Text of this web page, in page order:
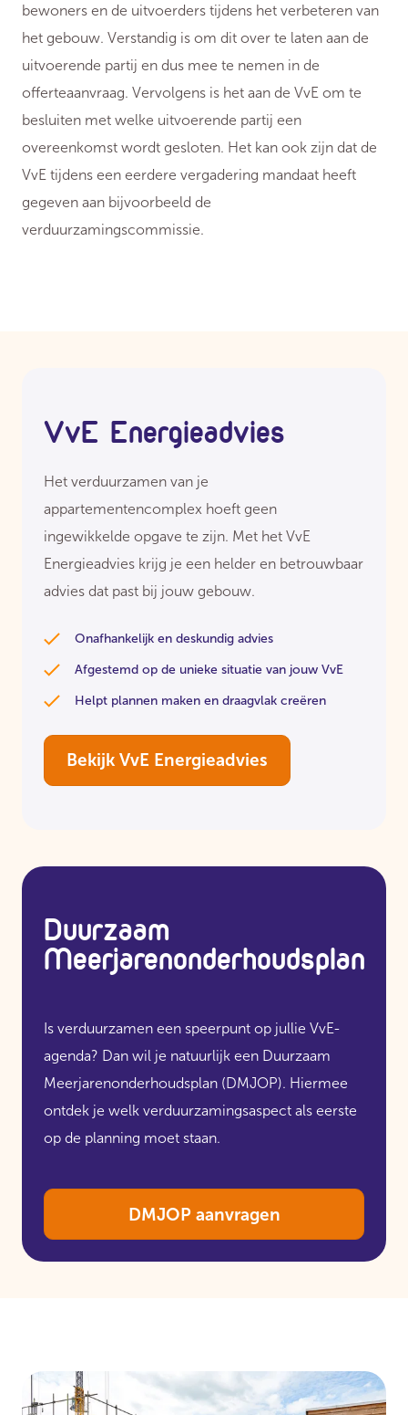
bewoners en de uitvoerders tijdens het verbeteren van
het gebouw. Verstandig is om dit over te laten aan de
uitvoerende partij en dus mee te nemen in de
offerteaanvraag. Vervolgens is het aan de VvE om te
besluiten met welke uitvoerende partij een
overeenkomst wordt gesloten. Het kan ook zijn dat de
VvE tijdens een eerdere vergadering mandaat heeft
gegeven aan bijvoorbeeld de
verduurzamingscommissie.
VvE Energieadvies
Het verduurzamen van je
appartementencomplex hoeft geen
ingewikkelde opgave te zijn. Met het VvE
Energieadvies krijg je een helder en betrouwbaar
advies dat past bij jouw gebouw.
Onafhankelijk en deskundig advies
Afgestemd op de unieke situatie van jouw VvE
Helpt plannen maken en draagvlak creëren
Bekijk VvE Energieadvies
Duurzaam
Meerjarenonderhoudsplan
Is verduurzamen een speerpunt op jullie VvE-
agenda? Dan wil je natuurlijk een Duurzaam
Meerjarenonderhoudsplan (DMJOP). Hiermee
ontdek je welk verduurzamingsaspect als eerste
op de planning moet staan.
DMJOP aanvragen